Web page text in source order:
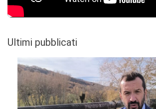
Ultimi pubblicati